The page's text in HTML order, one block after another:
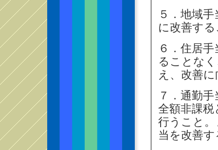
５．地域
に改善す
６．住居
ることな
え、改善
７．通勤
全額非課
行うこと
当を改善